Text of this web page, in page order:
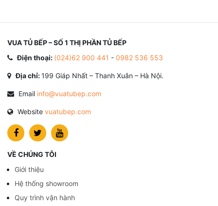
VUA TỦ BẾP – SỐ 1 THỊ PHẦN TỦ BẾP
Điện thoại: (024)62 900 441 - 0982 536 553
Địa chỉ:199 Giáp Nhất – Thanh Xuân – Hà Nội.
Email info@vuatubep.com
Website vuatubep.com
VỀ CHÚNG TÔI
Giới thiệu
Hệ thống showroom
Quy trình vận hành